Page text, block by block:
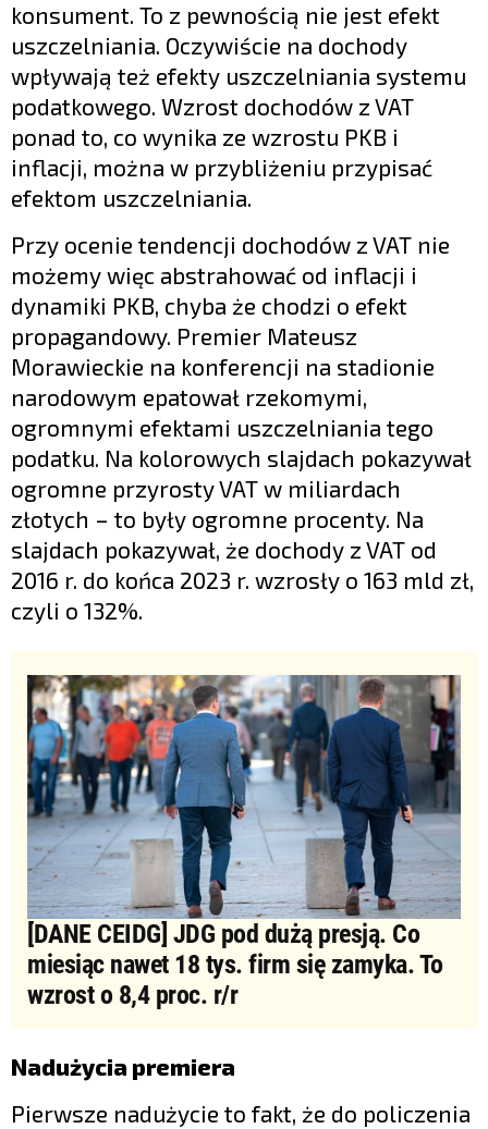
konsument. To z pewnością nie jest efekt
uszczelniania. Oczywiście na dochody
wpływają też efekty uszczelniania systemu
podatkowego. Wzrost dochodów z VAT
ponad to, co wynika ze wzrostu PKB i
inflacji, można w przybliżeniu przypisać
efektom uszczelniania.
Przy ocenie tendencji dochodów z VAT nie
możemy więc abstrahować od inflacji i
dynamiki PKB, chyba że chodzi o efekt
propagandowy. Premier Mateusz
Morawieckie na konferencji na stadionie
narodowym epatował rzekomymi,
ogromnymi efektami uszczelniania tego
podatku. Na kolorowych slajdach pokazywał
ogromne przyrosty VAT w miliardach
złotych – to były ogromne procenty. Na
slajdach pokazywał, że dochody z VAT od
2016 r. do końca 2023 r. wzrosły o 163 mld zł,
czyli o 132%.
[DANE CEIDG] JDG pod dużą presją. Co
miesiąc nawet 18 tys. firm się zamyka. To
wzrost o 8,4 proc. r/r
Nadużycia premiera
Pierwsze nadużycie to fakt, że do policzenia